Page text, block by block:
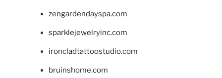
zengardendayspa.com
sparklejewelryinc.com
ironcladtattoostudio.com
bruinshome.com